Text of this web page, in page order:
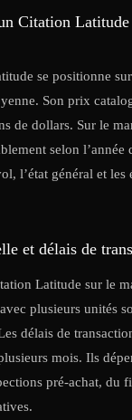
Citation Latitude
se positionne
Son prix
de dollars. Sur le
selon l’année
l’état général et les
et délais de
Latitude sur le
plusieurs unités
délais de
mois. Ils
pré-achat, du